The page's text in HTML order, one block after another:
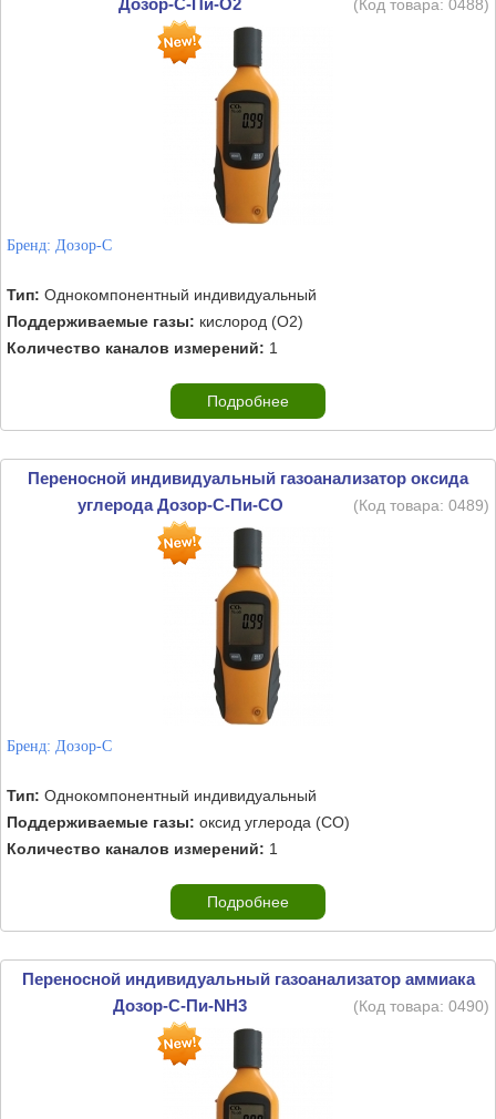
Дозор-С-Пи-O2 (Код товара: 0488)
Бренд: Дозор-С
Тип: Однокомпонентный индивидуальный
Поддерживаемые газы: кислород (O2)
Количество каналов измерений: 1
Подробнее
Переносной индивидуальный газоанализатор оксида
углерода Дозор-С-Пи-CO
(Код товара: 0489)
Бренд: Дозор-С
Тип: Однокомпонентный индивидуальный
Поддерживаемые газы: оксид углерода (CO)
Количество каналов измерений: 1
Подробнее
Переносной индивидуальный газоанализатор аммиака
Дозор-С-Пи-NH3
(Код товара: 0490)